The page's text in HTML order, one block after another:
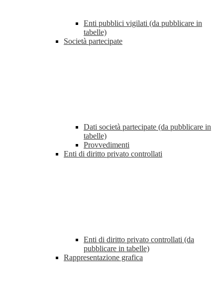
Enti pubblici vigilati (da pubblicare in
tabelle)
Società partecipate
Dati società partecipate (da pubblicare in
tabelle)
Provvedimenti
Enti di diritto privato controllati
Enti di diritto privato controllati (da
pubblicare in tabelle)
Rappresentazione grafica